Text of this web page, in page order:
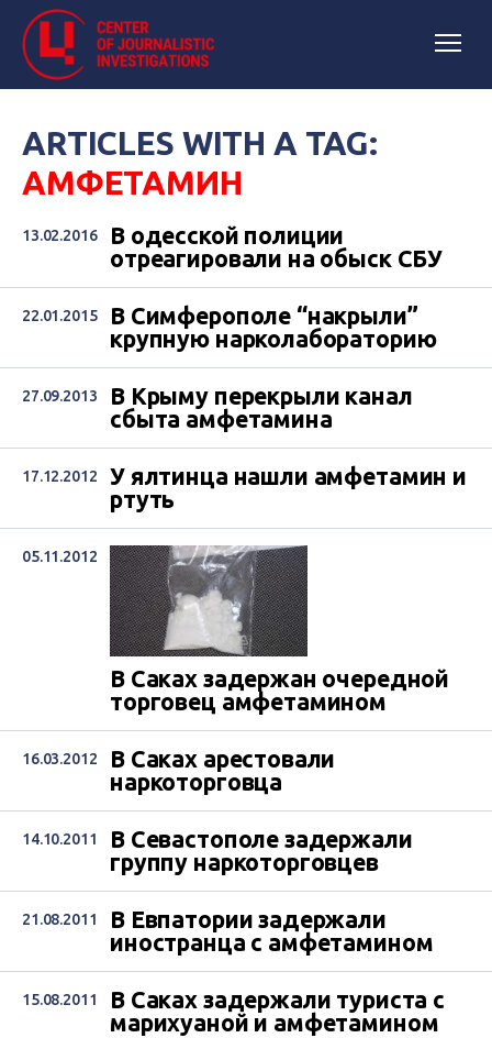
ARTICLES WITH A TAG:
АМФЕТАМИН
13.02.2016
В одесской полиции
отреагировали на обыск СБУ
22.01.2015
В Симферополе “накрыли”
крупную нарколабораторию
27.09.2013
В Крыму перекрыли канал
сбыта амфетамина
17.12.2012
У ялтинца нашли амфетамин и
ртуть
05.11.2012
В Саках задержан очередной
торговец амфетамином
16.03.2012
В Саках арестовали
наркоторговца
14.10.2011
В Севастополе задержали
группу наркоторговцев
21.08.2011
В Евпатории задержали
иностранца с амфетамином
15.08.2011
В Саках задержали туриста с
марихуаной и амфетамином